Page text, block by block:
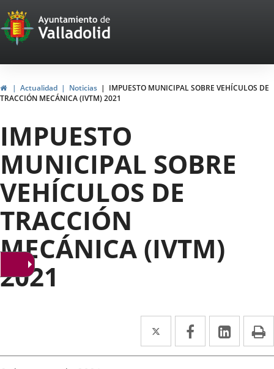
Portal
Web
del
Ayuntamiento
de
Valladolid
InicioActualidad Noticias
IMPUESTO MUNICIPAL SOBRE VEHÍCULOS DE
TRACCIÓN MECÁNICA (IVTM) 2021
IMPUESTO
MUNICIPAL SOBRE
VEHÍCULOS DE
TRACCIÓN
MECÁNICA (IVTM)
2021
Twitter
Enlace
a
Facebook
Enlace
a
Enlace
a